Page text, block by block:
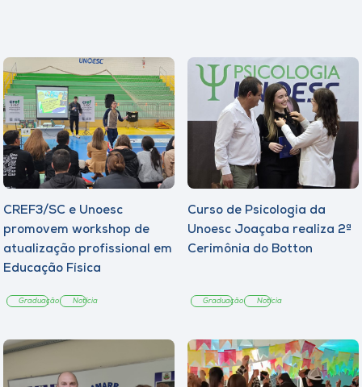
CREF3/SC e Unoesc
promovem workshop de
atualização profissional em
Educação Física
Graduação Notícia
Curso de Psicologia da
Unoesc Joaçaba realiza 2ª
Cerimônia do Botton
Graduação Notícia